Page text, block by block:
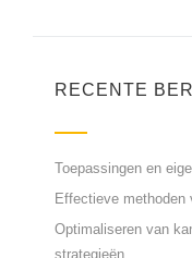
RECENTE
Toepassingen en
Effectieve methoden
Optimaliseren van
strategieën